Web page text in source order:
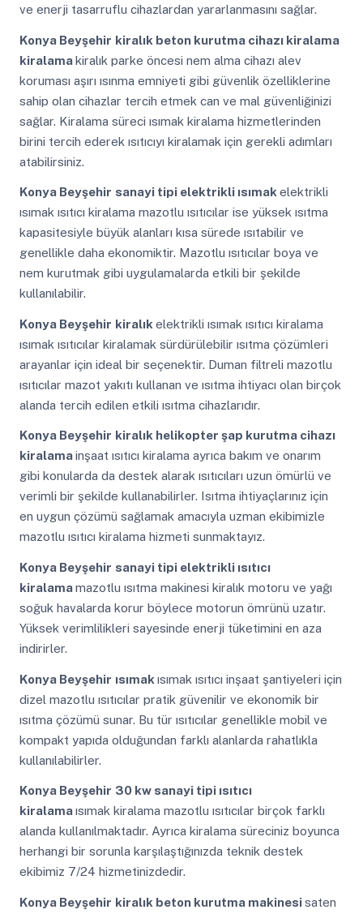
ve enerji tasarruflu cihazlardan yararlanmasını sağlar.
Konya Beyşehir kiralık beton kurutma cihazı kiralama
kiralamakiralık parke öncesi nem alma cihazı alev
koruması aşırı ısınma emniyeti gibi güvenlik özelliklerine
sahip olan cihazlar tercih etmek can ve mal güvenliğinizi
sağlar. Kiralama süreci ısımak kiralama hizmetlerinden
birini tercih ederek ısıtıcıyı kiralamak için gerekli adımları
atabilirsiniz.
Konya Beyşehir sanayi tipi elektrikli ısımak elektrikli
ısımak ısıtıcı kiralama mazotlu ısıtıcılar ise yüksek ısıtma
kapasitesiyle büyük alanları kısa sürede ısıtabilir ve
genellikle daha ekonomiktir. Mazotlu ısıtıcılar boya ve
nem kurutmak gibi uygulamalarda etkili bir şekilde
kullanılabilir.
Konya Beyşehir kiralık elektrikli ısımak ısıtıcı kiralama
ısımak ısıtıcılar kiralamak sürdürülebilir ısıtma çözümleri
arayanlar için ideal bir seçenektir. Duman filtreli mazotlu
ısıtıcılar mazot yakıtı kullanan ve ısıtma ihtiyacı olan birçok
alanda tercih edilen etkili ısıtma cihazlarıdır.
Konya Beyşehir kiralık helikopter şap kurutma cihazı
kiralamainşaat ısıtıcı kiralama ayrıca bakım ve onarım
gibi konularda da destek alarak ısıtıcıları uzun ömürlü ve
verimli bir şekilde kullanabilirler. Isıtma ihtiyaçlarınız için
en uygun çözümü sağlamak amacıyla uzman ekibimizle
mazotlu ısıtıcı kiralama hizmeti sunmaktayız.
Konya Beyşehir sanayi tipi elektrikli ısıtıcı
kiralamamazotlu ısıtma makinesi kiralık motoru ve yağı
soğuk havalarda korur böylece motorun ömrünü uzatır.
Yüksek verimlilikleri sayesinde enerji tüketimini en aza
indirirler.
Konya Beyşehir ısımak ısımak ısıtıcı inşaat şantiyeleri için
dizel mazotlu ısıtıcılar pratik güvenilir ve ekonomik bir
ısıtma çözümü sunar. Bu tür ısıtıcılar genellikle mobil ve
kompakt yapıda olduğundan farklı alanlarda rahatlıkla
kullanılabilirler.
Konya Beyşehir 30 kw sanayi tipi ısıtıcı
kiralamaısımak kiralama mazotlu ısıtıcılar birçok farklı
alanda kullanılmaktadır. Ayrıca kiralama süreciniz boyunca
herhangi bir sorunla karşılaştığınızda teknik destek
ekibimiz 7/24 hizmetinizdedir.
Konya Beyşehir kiralık beton kurutma makinesisaten